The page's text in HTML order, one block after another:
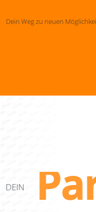
Dein Weg zu neuen
DEIN